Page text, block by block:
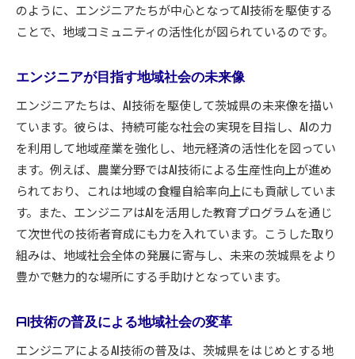
のように、エンジニアたちが中心となってAI技術を駆使する
ことで、地域コミュニティの活性化が図られているのです。
エンジニアが目指す地域社会の未来像
エンジニアたちは、AI技術を駆使して茨城県の未来像を描い
ています。彼らは、持続可能な社会の実現を目指し、AIの力
を利用して地域産業を強化し、地元経済の活性化を図ってい
ます。例えば、農業分野ではAI技術による生産性向上が進め
られており、これは地域の食糧自給率向上にも貢献していま
す。また、エンジニアはAIを活用した教育プログラムを通じ
て次世代の技術者育成にも力を入れています。こうした取り
組みは、地域社会全体の発展に寄与し、未来の茨城県をより
豊かで魅力的な場所にする手助けとなっています。
AI技術の普及による地域社会の変革
エンジニアによるAI技術の普及は、茨城県をはじめとする地